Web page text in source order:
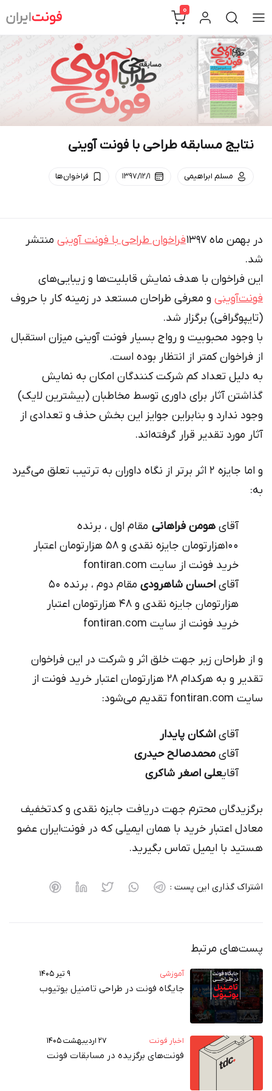
to
content
0
نتایج مسابقه طراحی با فونت آوینی
مسلم ابراهیمی ۱۳۹۷/۱۲/۱ فراخوان‌ها
در بهمن ماه ۱۳۹۷ فراخوان طراحی با فونت آوینی منتشر
شد.
این فراخوان با هدف نمایش قابلیت‌ها و زیبایی‌های
فونت‌آوینی و معرفی طراحان مستعد در زمینه کار با حروف
(تایپوگرافی) برگزار شد.
با وجود محبوبیت و رواج بسیار فونت آوینی میزان استقبال
از فراخوان کمتر از انتظار بوده است.
به دلیل تعداد کم شرکت کنندگان امکان به نمایش
گذاشتن آثار برای داوری توسط مخاطبان (بیشترین لایک)
وجود ندارد و بنابراین جوایز این بخش حذف و تعدادی از
آثار مورد تقدیر قرار گرفته‌اند.
و اما جایزه ۲ اثر برتر از نگاه داوران به ترتیب تعلق می‌گیرد
به:
آقای هومن فراهانی مقام اول ، برنده
۱۰۰هزارتومان جایزه نقدی و ۵۸ هزارتومان اعتبار
خرید فونت از سایت fontiran.com
آقای احسان شاهرودی
مقام دوم ، برنده ۵۰
هزارتومان جایزه نقدی و ۴۸ هزارتومان اعتبار
خرید فونت از سایت fontiran.com
و از طراحان زیر جهت خلق اثر و شرکت در این فراخوان
تقدیر و به هرکدام ۲۸ هزارتومان اعتبار خرید فونت از
سایت fontiran.com تقدیم می‌شود:
آقای اشکان پایدار
آقای محمد‌صالح حیدری
آقایعلی اصغر شاکری
برگزیدگان محترم جهت دریافت جایزه نقدی و کدتخفیف
معادل اعتبار خرید با همان ایمیلی که در فونت‌ایران عضو
هستید با ایمیل تماس بگیرید.
اشتراک گذاری این پست :
پست‌های مرتبط
آموزشی ۹ تیر ۱۴۰۵
جایگاه فونت در طراحی تامنیل یوتیوب
اخبار فونت ۲۷ اردیبهشت ۱۴۰۵
فونت‌های برگزیده در مسابقات فونت